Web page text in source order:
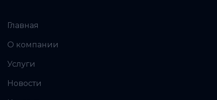
Главная
О компании
Услуги
Новости